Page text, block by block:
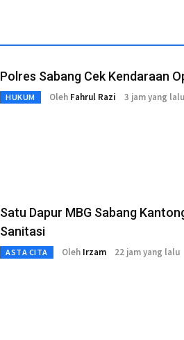
Polres Sabang Cek Kendaraan
HUKUM Oleh Fahrul Razi 3 jam yang lalu
Satu Dapur MBG Sabang
Sanitasi
ASTA CITA Oleh Irzam 22 jam yang lalu